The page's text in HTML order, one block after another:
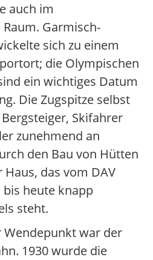
auch im
Garmisch-
sich zu einem
die Olympischen
ein wichtiges Datum
Die Zugspitze selbst
Skifahrer
zunehmend an
den Bau von Hütten
das vom DAV
heute knapp
steht.
Wendepunkt war der
1930 wurde die